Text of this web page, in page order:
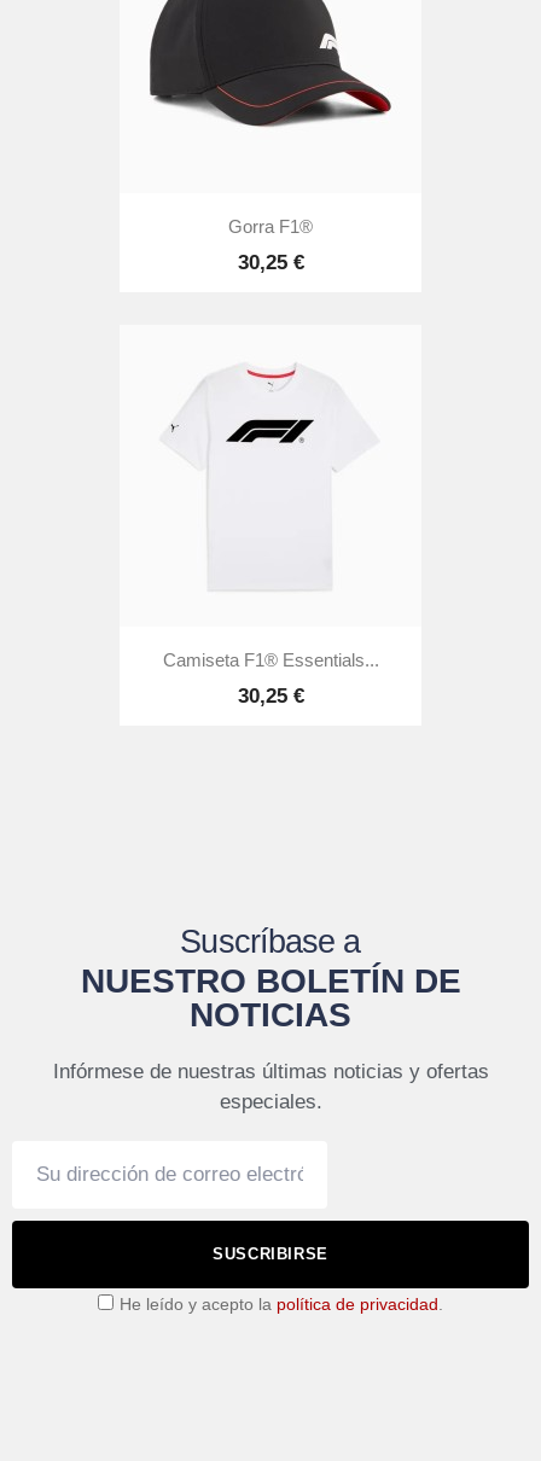
Gorra F1®
30,25 €
Camiseta F1® Essentials...
30,25 €
Suscríbase a
NUESTRO BOLETÍN DE
NOTICIAS
Infórmese de nuestras últimas noticias y ofertas
especiales.
SUSCRIBIRSE
He leído y acepto la política de privacidad